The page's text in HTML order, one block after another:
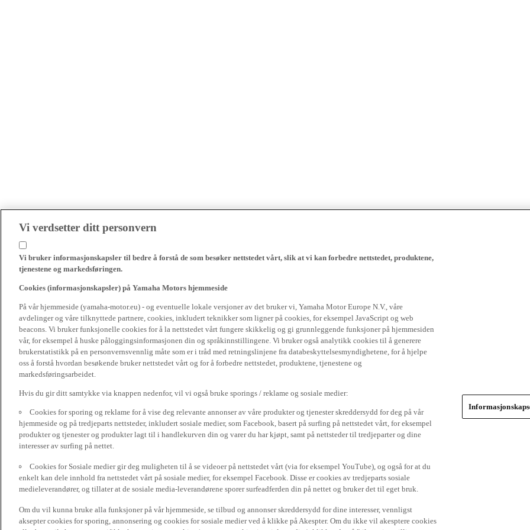
Vi verdsetter ditt personvern
Vi bruker informasjonskapsler til bedre å forstå de som besøker nettstedet vårt, slik at vi kan forbedre nettstedet, produktene,
tjenestene og markedsføringen.
Cookies (informasjonskapsler) på Yamaha Motors hjemmeside
På vår hjemmeside (yamaha-motor.eu) - og eventuelle lokale versjoner av det bruker vi, Yamaha Motor Europe N.V., våre
avdelinger og våre tilknyttede partnere, cookies, inkludert teknikker som ligner på cookies, for eksempel JavaScript og web
beacons. Vi bruker funksjonelle cookies for å la nettstedet vårt fungere skikkelig og gi grunnleggende funksjoner på hjemmesiden
vår, for eksempel å huske påloggingsinformasjonen din og språkinnstillingene. Vi bruker også analytikk cookies til å generere
brukerstatistikk på en personvernsvennlig måte som er i tråd med retningslinjene fra databeskyttelsesmyndighetene, for å hjelpe
oss å forstå hvordan besøkende bruker nettstedet vårt og for å forbedre nettstedet, produktene, tjenestene og
markedsføringsarbeidet.
Hvis du gir ditt samtykke via knappen nedenfor, vil vi også bruke sporings / reklame og sosiale medier:
Cookies for sporing og reklame for å vise deg relevante annonser av våre produkter og tjenester skreddersydd for deg på vår
hjemmeside og på tredjeparts nettsteder, inkludert sosiale medier, som Facebook, basert på surfing på nettstedet vårt, for eksempel
produkter og tjenester og produkter lagt til i handlekurven din og varer du har kjøpt, samt på nettsteder til tredjeparter og dine
interesser av surfing på nettet.
Cookies for Sosiale medier gir deg muligheten til å se videoer på nettstedet vårt (via for eksempel YouTube), og også for at du
enkelt kan dele innhold fra nettstedet vårt på sosiale medier, for eksempel Facebook. Disse er cookies av tredjeparts sosiale
medieleverandører, og tillater at de sosiale media-leverandørene sporer surfeadferden din på nettet og bruker det til eget bruk.
Om du vil kunna bruke alla funksjoner på vår hjemmeside, se tilbud og annonser skreddersydd for dine interesser, vennligst
aksepter cookies for sporing, annonsering og cookies for sosiale medier ved å klikke på Akespter. Om du ikke vil akesptere cookies